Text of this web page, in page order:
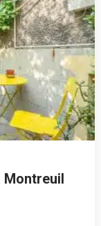
Montreuil